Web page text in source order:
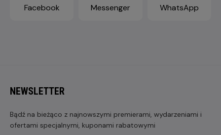
Facebook Messenger WhatsApp
NEWSLETTER
Bądź na bieżąco z najnowszymi premierami, wydarzeniami i
ofertami specjalnymi, kuponami rabatowymi